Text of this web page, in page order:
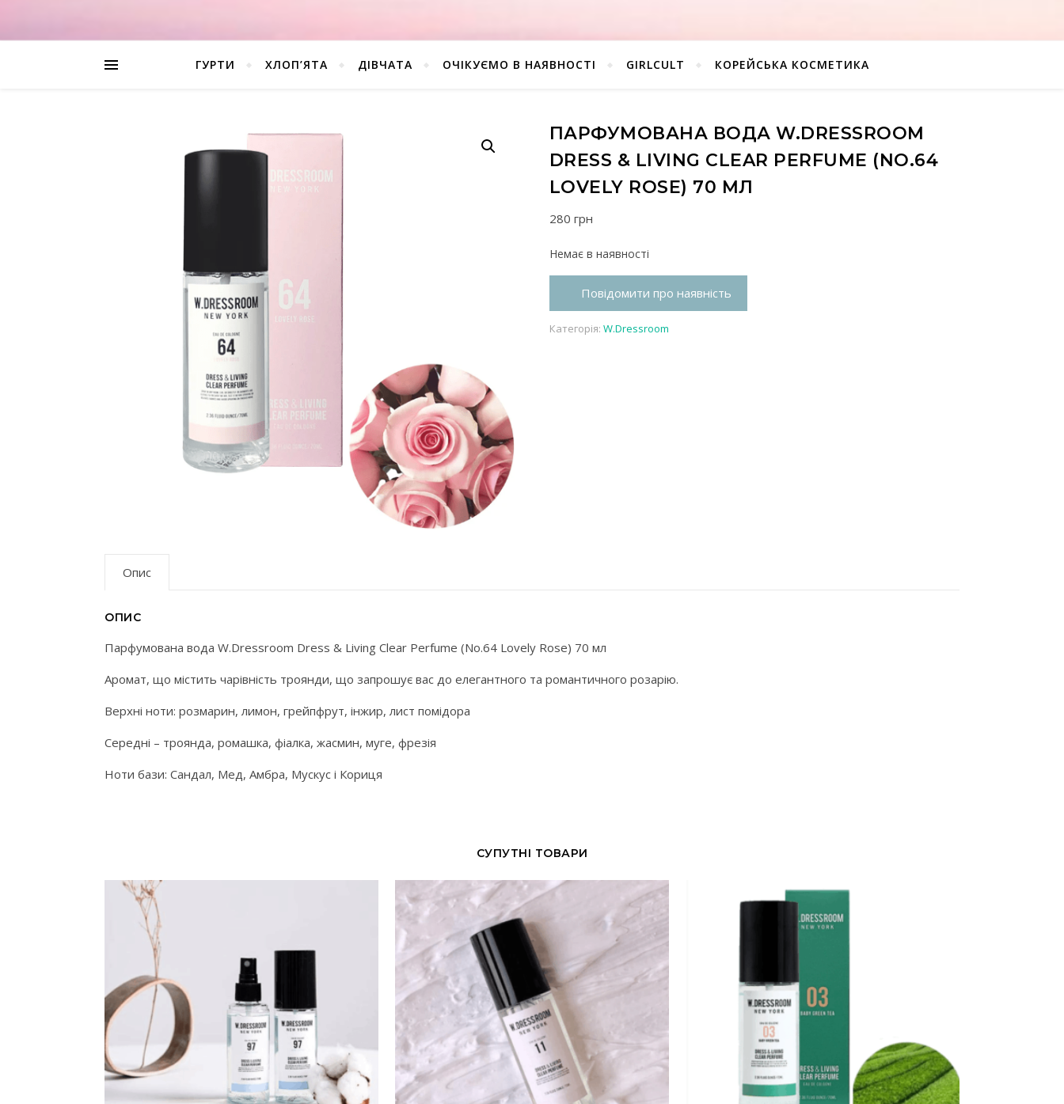
ГУРТИ ХЛОП’ЯТА ДІВЧАТА ОЧІКУЄМО В НАЯВНОСТІ GIRLCULT КОРЕЙСЬКА КОСМЕТИКА
ПАРФУМОВАНА ВОДА W.DRESSROOM
DRESS & LIVING CLEAR PERFUME (NO.64
LOVELY ROSE) 70 МЛ
280 грн
Немає в наявності
Повідомити про наявність
Категорія: W.Dressroom
Опис
ОПИС
Парфумована вода W.Dressroom Dress & Living Clear Perfume (No.64 Lovely Rose) 70 мл
Аромат, що містить чарівність троянди, що запрошує вас до елегантного та романтичного розарію.
Верхні ноти: розмарин, лимон, грейпфрут, інжир, лист помідора
Середні – троянда, ромашка, фіалка, жасмин, муге, фрезія
Ноти бази: Сандал, Мед, Амбра, Мускус і Кориця
СУПУТНІ ТОВАРИ